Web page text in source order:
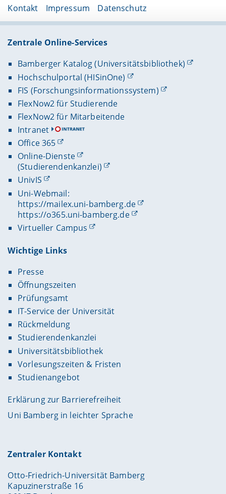
Kontakt Impressum Datenschutz
Zentrale Online-Services
Bamberger Katalog (Universitätsbibliothek)
Hochschulportal (HISinOne)
FIS (Forschungsinformationssystem)
FlexNow2 für Studierende
FlexNow2 für Mitarbeitende
Intranet
Office 365
Online-Dienste
(Studierendenkanzlei)
UnivIS
Uni-Webmail:
https://mailex.uni-bamberg.de
https://o365.uni-bamberg.de
Virtueller Campus
Wichtige Links
Presse
Öffnungszeiten
Prüfungsamt
IT-Service der Universität
Rückmeldung
Studierendenkanzlei
Universitätsbibliothek
Vorlesungszeiten & Fristen
Studienangebot
Erklärung zur Barrierefreiheit
Uni Bamberg in leichter Sprache
Zentraler Kontakt
Otto-Friedrich-Universität Bamberg
Kapuzinerstraße 16